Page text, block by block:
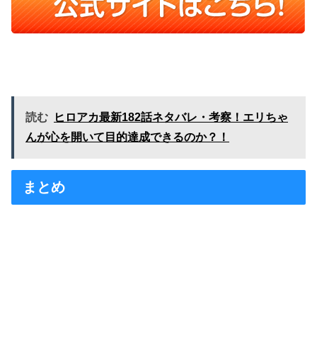
読む
ヒロアカ最新182話ネタバレ・考察！エリちゃ
んが心を開いて目的達成できるのか？！
まとめ